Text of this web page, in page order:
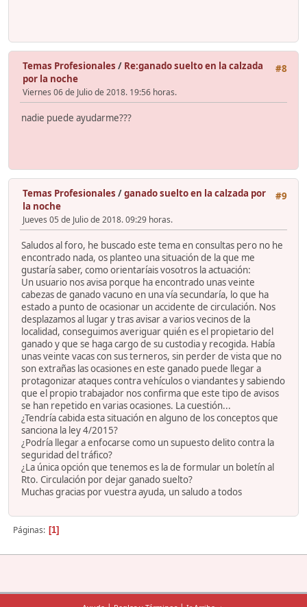
#8
Temas Profesionales / Re:ganado suelto en la calzada
por la noche
Viernes 06 de Julio de 2018. 19:56 horas.
nadie puede ayudarme???
#9
Temas Profesionales /ganado suelto en la calzada por
la noche
Jueves 05 de Julio de 2018. 09:29 horas.
Saludos al foro, he buscado este tema en consultas pero no he
encontrado nada, os planteo una situación de la que me
gustaría saber, como orientaríais vosotros la actuación:
Un usuario nos avisa porque ha encontrado unas veinte
cabezas de ganado vacuno en una vía secundaría, lo que ha
estado a punto de ocasionar un accidente de circulación. Nos
desplazamos al lugar y tras avisar a varios vecinos de la
localidad, conseguimos averiguar quién es el propietario del
ganado y que se haga cargo de su custodia y recogida. Había
unas veinte vacas con sus terneros, sin perder de vista que no
son extrañas las ocasiones en este ganado puede llegar a
protagonizar ataques contra vehículos o viandantes y sabiendo
que el propio trabajador nos confirma que este tipo de avisos
se han repetido en varias ocasiones. La cuestión...
¿Tendría cabida esta situación en alguno de los conceptos que
sanciona la ley 4/2015?
¿Podría llegar a enfocarse como un supuesto delito contra la
seguridad del tráfico?
¿La única opción que tenemos es la de formular un boletín al
Rto. Circulación por dejar ganado suelto?
Muchas gracias por vuestra ayuda, un saludo a todos
Páginas 1